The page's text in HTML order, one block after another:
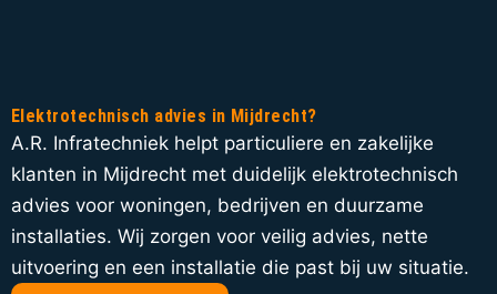
Elektrotechnisch advies in Mijdrecht?
A.R. Infratechniek helpt particuliere en zakelijke
klanten in Mijdrecht met duidelijk elektrotechnisch
advies voor woningen, bedrijven en duurzame
installaties. Wij zorgen voor veilig advies, nette
uitvoering en een installatie die past bij uw situatie.